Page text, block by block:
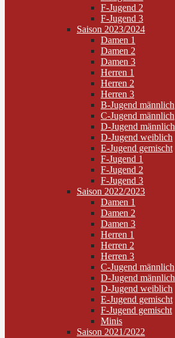
F-Jugend 2
F-Jugend 3
Saison 2023/2024
Damen 1
Damen 2
Damen 3
Herren 1
Herren 2
Herren 3
B-Jugend männlich
C-Jugend männlich
D-Jugend männlich
D-Jugend weiblich
E-Jugend gemischt
F-Jugend 1
F-Jugend 2
F-Jugend 3
Saison 2022/2023
Damen 1
Damen 2
Damen 3
Herren 1
Herren 2
Herren 3
C-Jugend männlich
D-Jugend männlich
D-Jugend weiblich
E-Jugend gemischt
F-Jugend gemischt
Minis
Saison 2021/2022